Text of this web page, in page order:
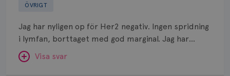
uppleva negativ påverkan på minnet. Prata din
märke eller annan aromatashämmare. Det kan ofta
vara bra att ha en paus först, för att se att
besvären blir bättre, men bäst är att prata med
ÖVRIGT
Jag har nyligen op för Her2 negativ. Ingen spridning
i lymfan, borttaget med god marginal. Jag har
genomgått en 5 dagars strålning och är färdig
behandlad. Efter att jag nu slutat med östrogen-
Visa svar